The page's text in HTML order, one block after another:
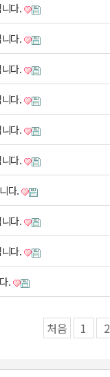
다.
다.
다.
다.
다.
다.
다.
다.
다.
.
처음 1 2